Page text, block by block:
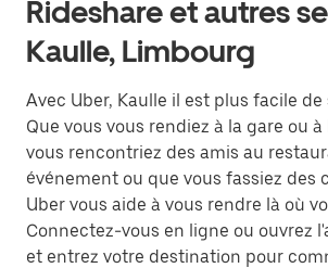
Rideshare et autres
Kaulle, Limbourg
Avec Uber, Kaulle il est plus facile de
Que vous vous rendiez à la gare ou
vous rencontriez des amis au
événement ou que vous fassiez des
Uber vous aide à vous rendre là où
Connectez-vous en ligne ou ouvrez
et entrez votre destination pour